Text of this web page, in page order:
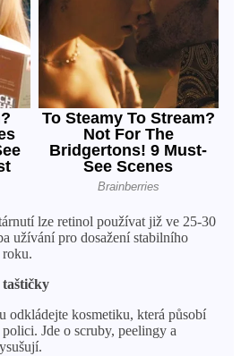
lze retinol používat již ve 25-30
užívání pro dosažení stabilního
odkládejte kosmetiku, která působí
Jde o scruby, peelingy a